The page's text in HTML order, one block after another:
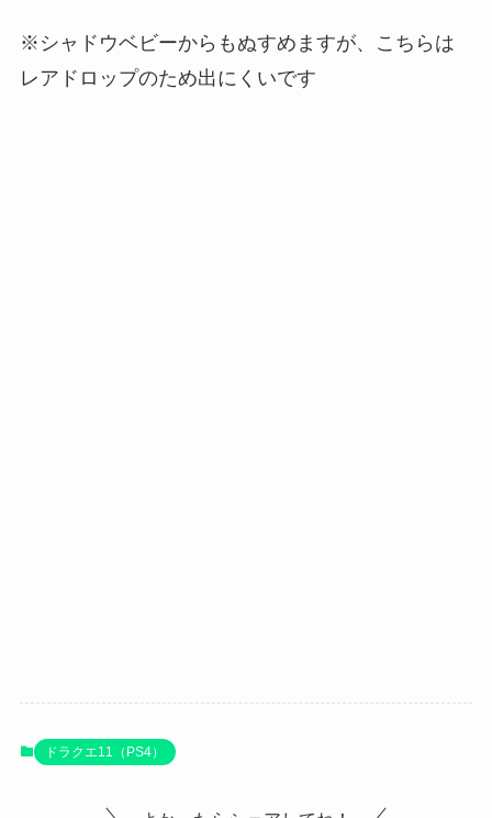
※シャドウベビーからもぬすめますが、こちらは
レアドロップのため出にくいです
ドラクエ11（PS4）